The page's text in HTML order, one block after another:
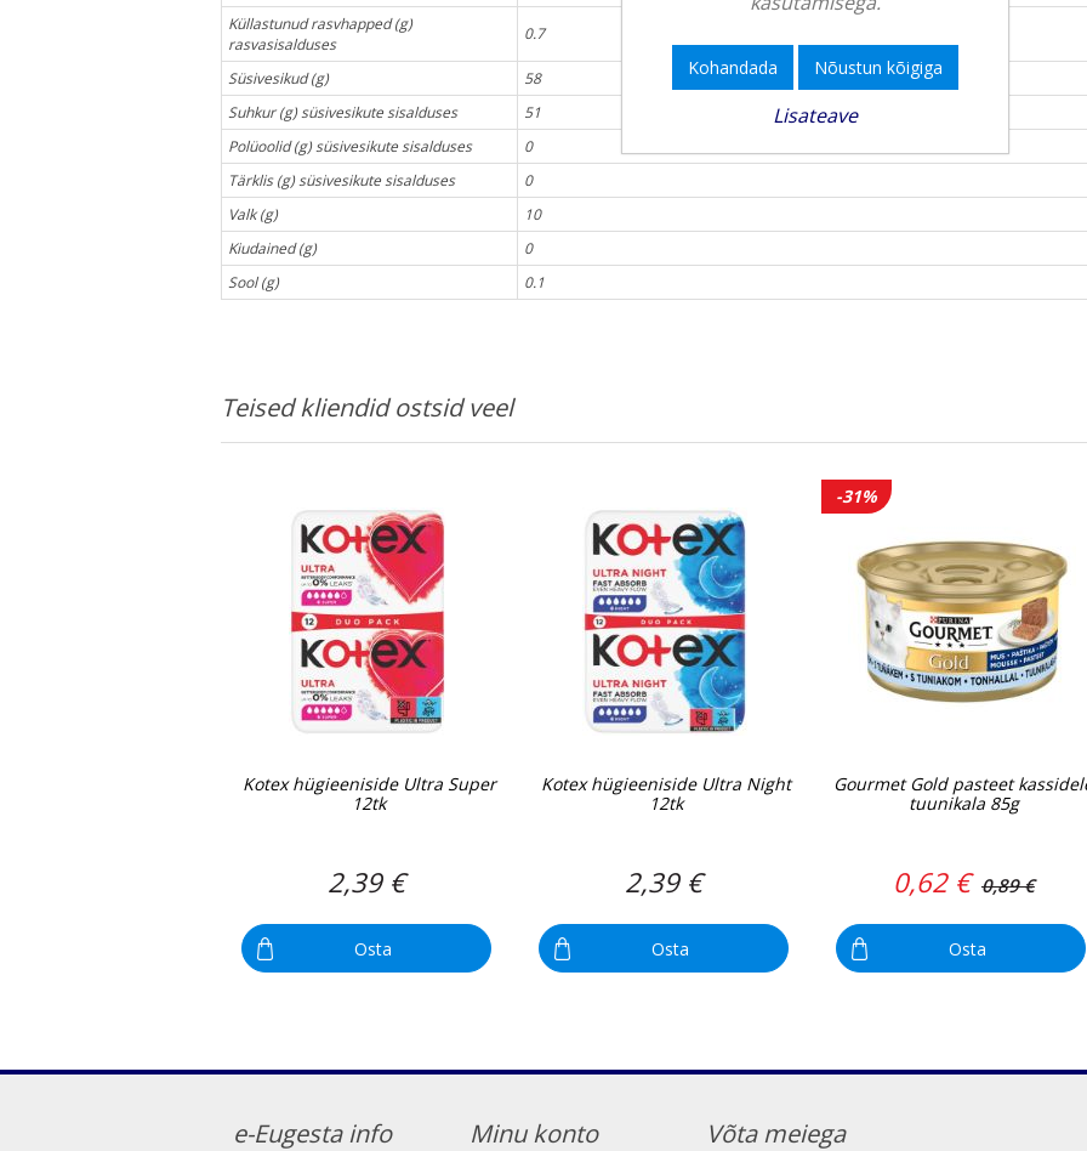
Küllastunud rasvhapped (g)
rasvasisalduses
0.7
Süsivesikud (g)
58
Suhkur (g) süsivesikute sisalduses
51
Polüoolid (g) süsivesikute sisalduses
0
Tärklis (g) süsivesikute sisalduses
0
Valk (g)
10
Kiudained (g)
0
Sool (g)
0.1
Teised kliendid ostsid veel
Kotex hügieeniside Ultra Super
12tk
2,39 €
Osta
Kotex hügieeniside Ultra Night
12tk
2,39 €
Osta
-31%
Gourmet Gold pasteet
tuunikala 85g
0,62 € 0,89 €
Osta
e-Eugesta info Minu konto
Võta meiega
Kohandada Nõustun kõigiga
Lisateave